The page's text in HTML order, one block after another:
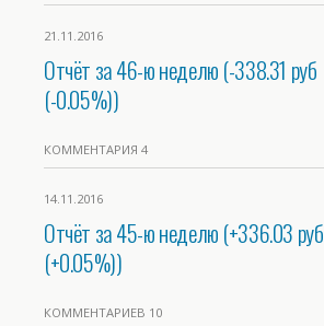
21.11.2016
Отчёт за 46-ю неделю (-338.31 руб
(-0.05%))
КОММЕНТАРИЯ 4
14.11.2016
Отчёт за 45-ю неделю (+336.03 руб
(+0.05%))
КОММЕНТАРИЕВ 10